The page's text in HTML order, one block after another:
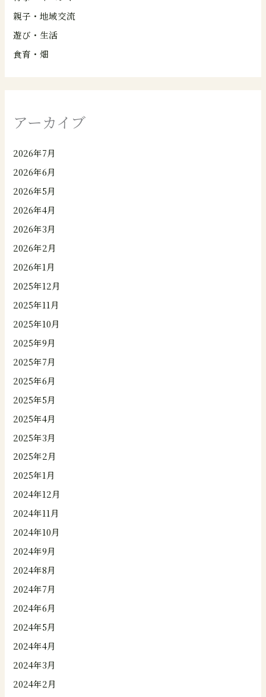
親子・地域交流
遊び・生活
食育・畑
アーカイブ
2026年7月
2026年6月
2026年5月
2026年4月
2026年3月
2026年2月
2026年1月
2025年12月
2025年11月
2025年10月
2025年9月
2025年7月
2025年6月
2025年5月
2025年4月
2025年3月
2025年2月
2025年1月
2024年12月
2024年11月
2024年10月
2024年9月
2024年8月
2024年7月
2024年6月
2024年5月
2024年4月
2024年3月
2024年2月